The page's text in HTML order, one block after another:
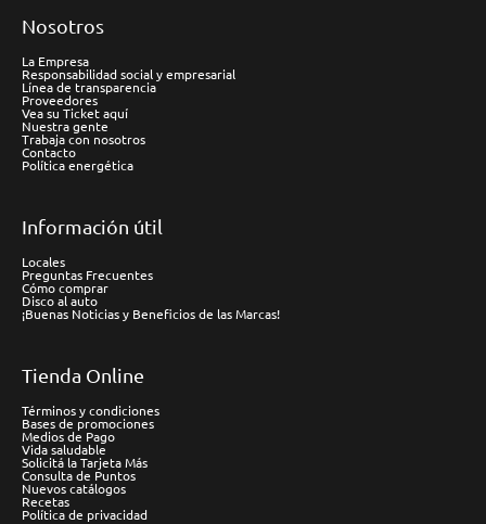
Nosotros
La Empresa
Responsabilidad social y empresarial
Línea de transparencia
Proveedores
Vea su Ticket aquí
Nuestra gente
Trabaja con nosotros
Contacto
Política energética
Información útil
Locales
Preguntas Frecuentes
Cómo comprar
Disco al auto
¡Buenas Noticias y Beneficios de las Marcas!
Tienda Online
Términos y condiciones
Bases de promociones
Medios de Pago
Vida saludable
Solicitá la Tarjeta Más
Consulta de Puntos
Nuevos catálogos
Recetas
Política de privacidad